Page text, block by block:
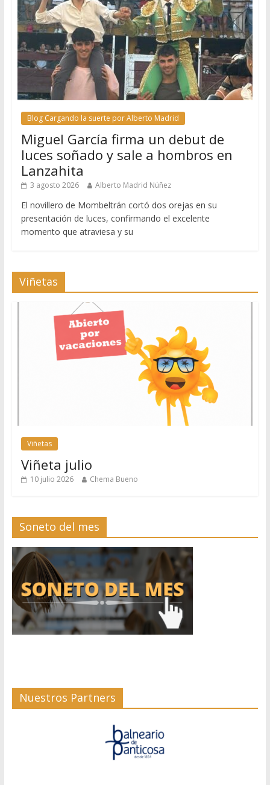
Blog Cargando la suerte por Alberto Madrid
Miguel García firma un debut de
luces soñado y sale a hombros en
Lanzahita
3 agosto 2026 Alberto Madrid Núñez
El novillero de Mombeltrán cortó dos orejas en su
presentación de luces, confirmando el excelente
momento que atraviesa y su
Viñetas
Viñetas
Viñeta julio
10 julio 2026 Chema Bueno
Soneto del mes
Nuestros Partners